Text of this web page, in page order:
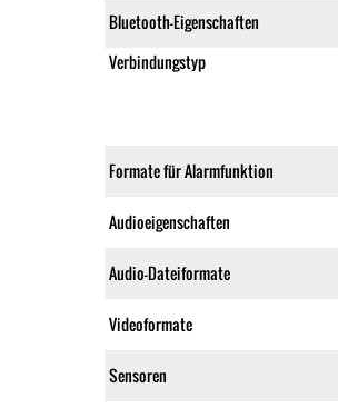
Bluetooth-Eigenschaften
Verbindungstyp
Formate für Alarmfunktion
Audioeigenschaften
Audio-Dateiformate
Videoformate
Sensoren